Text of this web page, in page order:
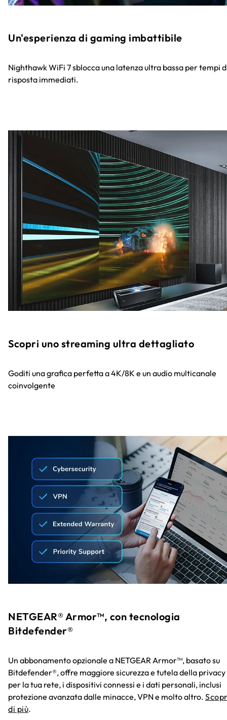
Un'esperienza di gaming imbattibile
Nighthawk WiFi 7 sblocca una latenza ultra bassa per tempi
risposta immediati.
Scopri uno streaming ultra dettagliato
Goditi una grafica perfetta a 4K/8K e un audio multicanale
coinvolgente
NETGEAR® Armor™, con tecnologia
Bitdefender®
Un abbonamento opzionale a NETGEAR Armor™, basato su
Bitdefender®, offre maggiore sicurezza e tutela della privacy
per la tua rete, i dispositivi connessi e i dati personali, inclusi
protezione avanzata dalle minacce, VPN e molto altro.
di più.